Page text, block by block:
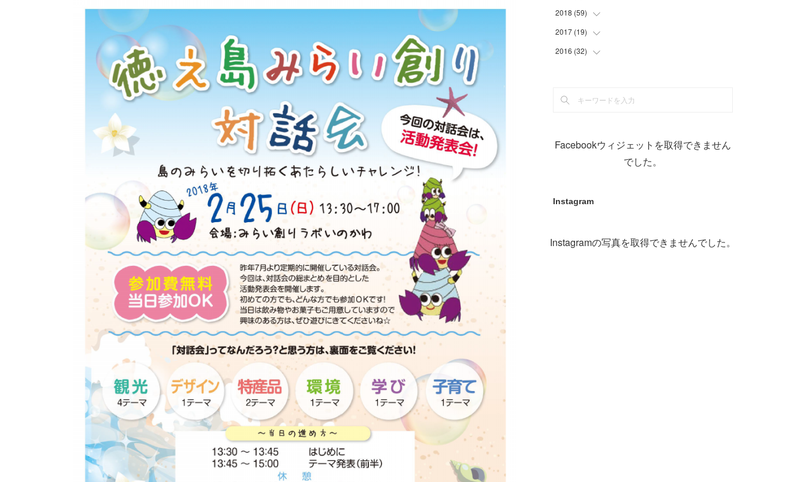
(2
(8
(21
)
(1
(
(9
2018 (59)
(1
(10
)
(
(12)
2017 (19)
(2
(
(1)
2016 (32)
(
(19)
Facebookウィジェットを取得できません
でした。
Instagram
Instagramの写真を取得できませんでした。